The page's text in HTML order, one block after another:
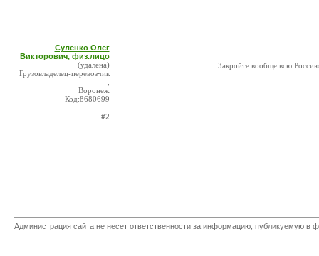
Суленко Олег
Викторович, физ.лицо
(удалена)
Грузовладелец-перевозчик
Воронеж
Код:8680699
#2
Закройте вообще всю
Администрация сайта не несет ответственности за информацию, публикуемую